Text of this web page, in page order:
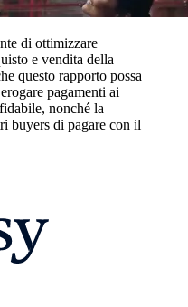
di ottimizzare
e vendita della
questo rapporto possa
pagamenti ai
nonché la
buyers di pagare con il